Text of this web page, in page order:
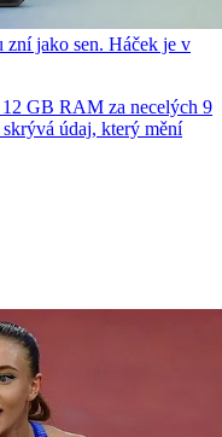
jako sen. Háček je v
GB RAM za necelých 9
údaj, který mění